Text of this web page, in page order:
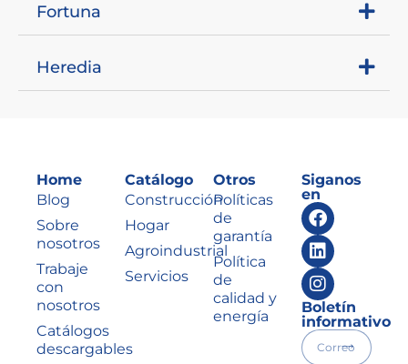
Fortuna
Heredia
Home
Blog
Sobre
nosotros
Trabaje
con
nosotros
Catálogos
descargables
Catálogo
Construcción
Hogar
Agroindustrial
Servicios
Otros
Políticas
de
garantía
Política
de
calidad y
energía
Siganos
en
Boletín
informativo